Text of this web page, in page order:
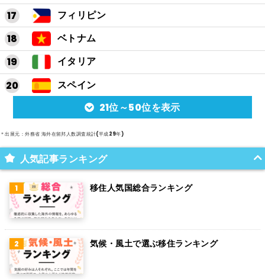
フィリピン
ベトナム
イタリア
スペイン
アルゼンチン
メキシコ
スイス
オランダ
グアム
パラグアイ
21位～50位を表示
＊出展元：外務省 海外在留邦人数調査統計(平成29年)
人気記事ランキング
移住人気国総合ランキング
気候・風土で選ぶ移住ランキング